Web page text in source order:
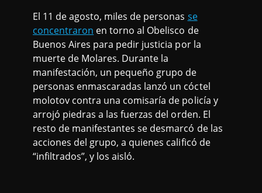
El 11 de agosto, miles de personas se
concentraron en torno al Obelisco de
Buenos Aires para pedir justicia por la
muerte de Molares. Durante la
manifestación, un pequeño grupo de
personas enmascaradas lanzó un cóctel
molotov contra una comisaría de policía y
arrojó piedras a las fuerzas del orden. El
resto de manifestantes se desmarcó de las
acciones del grupo, a quienes calificó de
“infiltrados”, y los aisló.